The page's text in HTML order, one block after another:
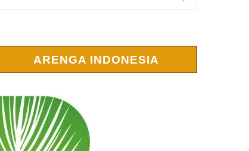
ARENGA INDONESIA